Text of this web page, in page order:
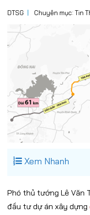
DTSG Chuyên mục: Tin
Xem Nhanh
Phó thủ tướng Lê Văn
đầu tư dự án xây dựng